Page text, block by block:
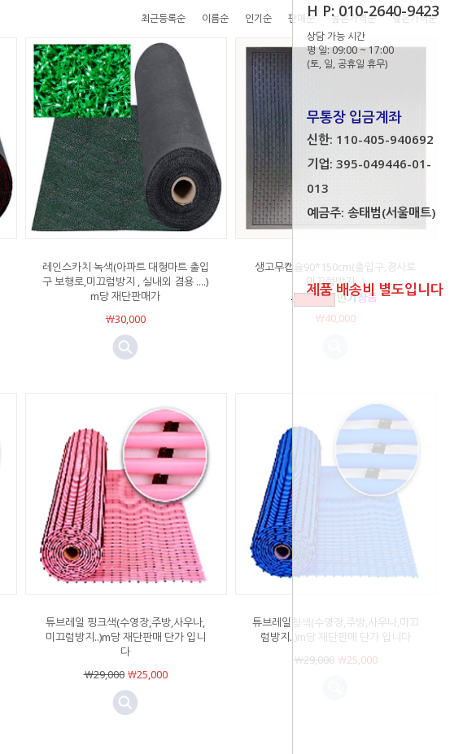
H P: 010-2640-9423
상담 가능 시간
평 일: 09:00 ~ 17:00
(토, 일, 공휴일 휴무)
무통장 입금계좌
신한: 110-405-940692
기업: 395-049446-01-
013
예금주: 송태범(서울매트)
제품 배송비 별도입니다
최근등록순 이름순 인기순 판매순 높은가격순 낮은가격순
레인스카치 녹색(아파트 대형마트 출입
구 보행로,미끄럼방지 , 실내외 겸용 ....)
m당 재단판매가
￦30,000
생고무캡슐90*150cm(출입구,경사로
미끄럼방지...)
￦40,000
튜브레일 핑크색(수영장,주방,사우나,
미끄럼방지..)m당 재단판매 단가 입니
다
￦29,000￦25,000
튜브레일청색(수영장,주방,사우나,미끄
럼방지..)m당 재단판매 단가 입니다
￦29,000￦25,000